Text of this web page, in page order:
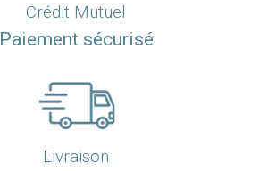
Crédit Mutuel
Paiement sécurisé
Livraison